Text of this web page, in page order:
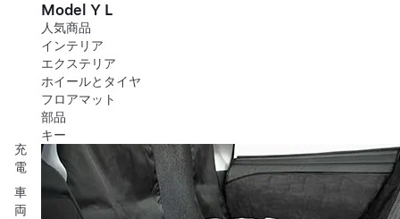
充
電
車
両
Model Y L
人気商品
インテリア
エクステリア
ホイールとタイヤ
フロアマット
部品
キー